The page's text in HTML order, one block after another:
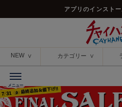
アプリのインスト
NEW カテゴリー